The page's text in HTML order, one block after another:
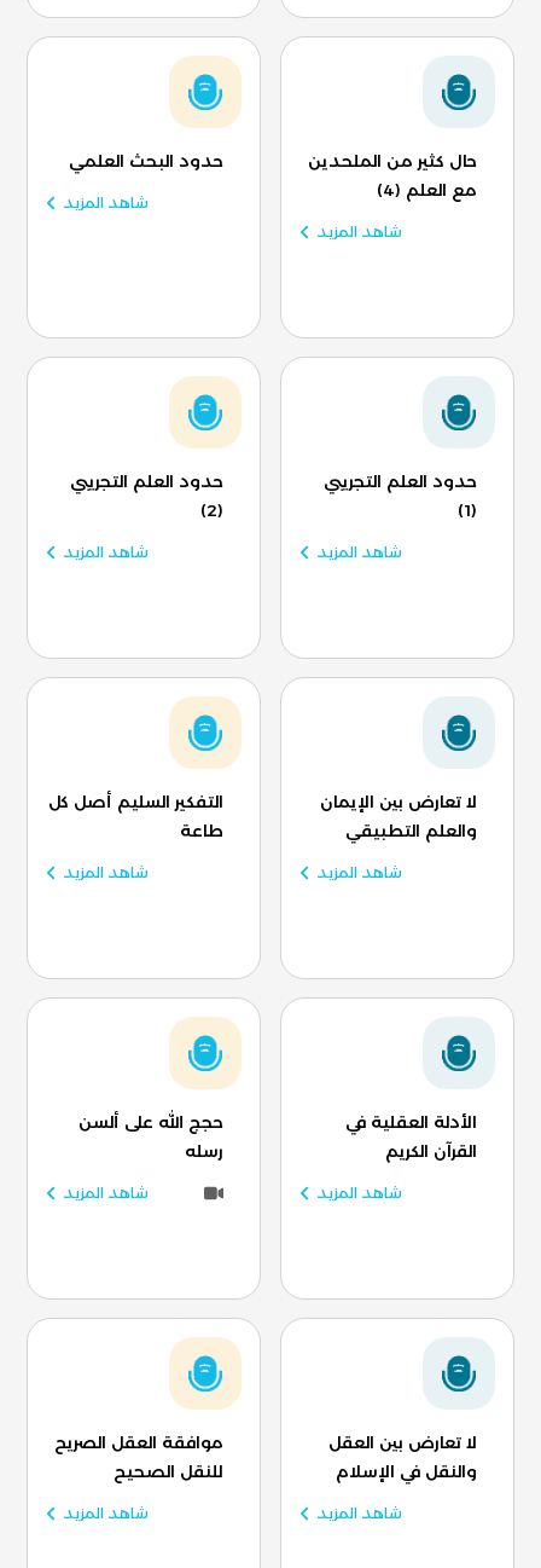
حال كثير من الملحدين
مع العلم (4)
شاهد المزيد
حدود البحث العلمي
شاهد المزيد
حدود العلم التجريبي
(1)
شاهد المزيد
حدود العلم التجريبي
(2)
شاهد المزيد
لا تعارض بين الإيمان
والعلم التطبيقي
شاهد المزيد
التفكير السليم أصل كل
طاعة
شاهد المزيد
الأدلة العقلية في
القرآن الكريم
شاهد المزيد
حجج الله على ألسن
رسله
شاهد المزيد
لا تعارض بين العقل
والنقل في الإسلام
شاهد المزيد
موافقة العقل الصريح
للنقل الصحيح
شاهد المزيد